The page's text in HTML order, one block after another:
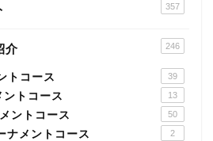
357
介 246
トコース 39
ントコース 13
ントコース 50
ナメントコース 2